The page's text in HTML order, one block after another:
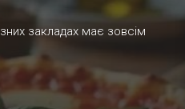
закладах має зовсім